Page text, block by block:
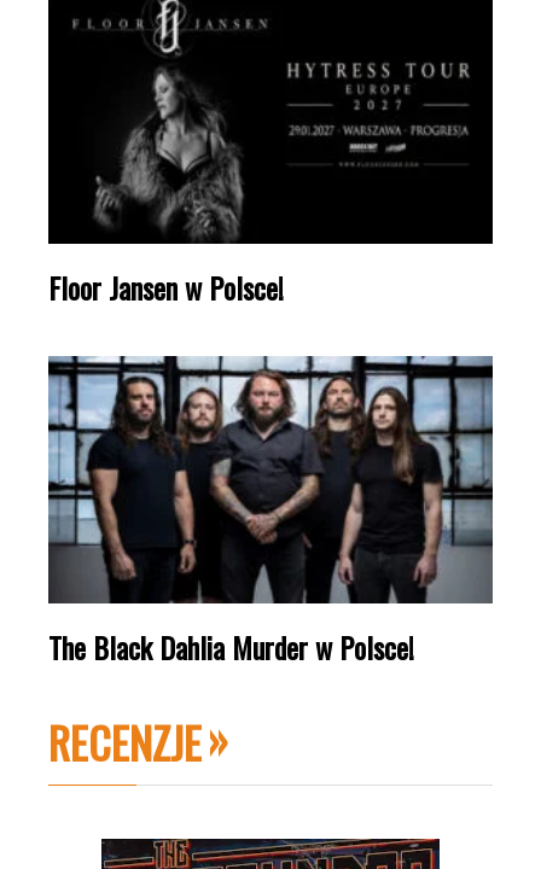
Floor Jansen w Polsce!
The Black Dahlia Murder w Polsce!
RECENZJE